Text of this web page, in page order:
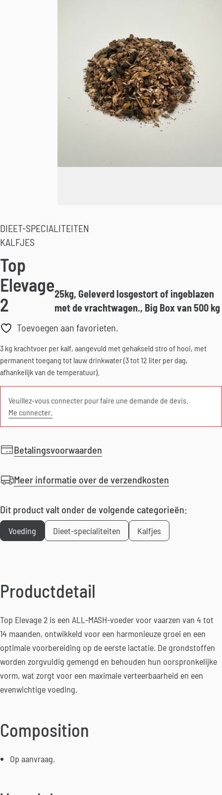
DIEET-SPECIALITEITEN
KALFJES
Top
Elevage
2
25kg, Geleverd losgestort of ingeblazen
met de vrachtwagen., Big Box van 500 kg
Toevoegen aan favorieten.
3 kg krachtvoer per kalf, aangevuld met gehakseld stro of hooi, met
permanent toegang tot lauw drinkwater (3 tot 12 liter per dag,
afhankelijk van de temperatuur).
Veuillez-vous connecter pour faire une demande de devis.
Me connecter.
Betalingsvoorwaarden
Meer informatie over de verzendkosten
Dit product valt onder de volgende categorieën:
Voeding Dieet-specialiteiten Kalfjes
Productdetail
Top Elevage 2 is een ALL-MASH-voeder voor vaarzen van 4 tot
14 maanden, ontwikkeld voor een harmonieuze groei en een
optimale voorbereiding op de eerste lactatie. De grondstoffen
worden zorgvuldig gemengd en behouden hun oorspronkelijke
vorm, wat zorgt voor een maximale verteerbaarheid en een
evenwichtige voeding.
Composition
Op aanvraag.